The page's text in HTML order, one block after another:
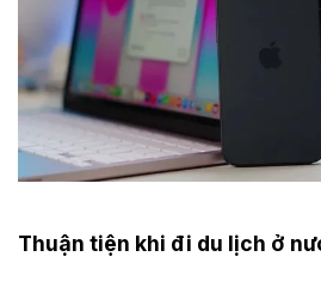
Thuận tiện khi đi du lịch ở